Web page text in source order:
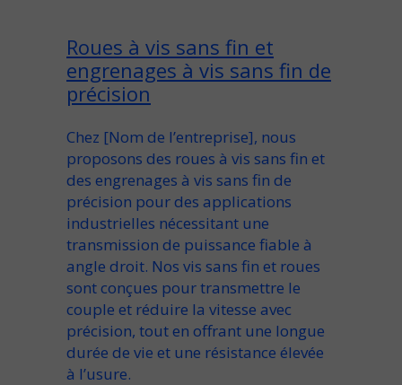
Roues à vis sans fin et
engrenages à vis sans fin de
précision
Chez [Nom de l’entreprise], nous
proposons des roues à vis sans fin et
des engrenages à vis sans fin de
précision pour des applications
industrielles nécessitant une
transmission de puissance fiable à
angle droit. Nos vis sans fin et roues
sont conçues pourtransmettre le
couple et réduire la vitesse avec
précision, tout en offrant une longue
durée de vie et une résistance élevée
à l’usure.